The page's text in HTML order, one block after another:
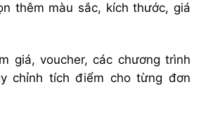
thêm màu sắc, kích thước, giá
giá, voucher, các chương trình
chỉnh tích điểm cho từng đơn